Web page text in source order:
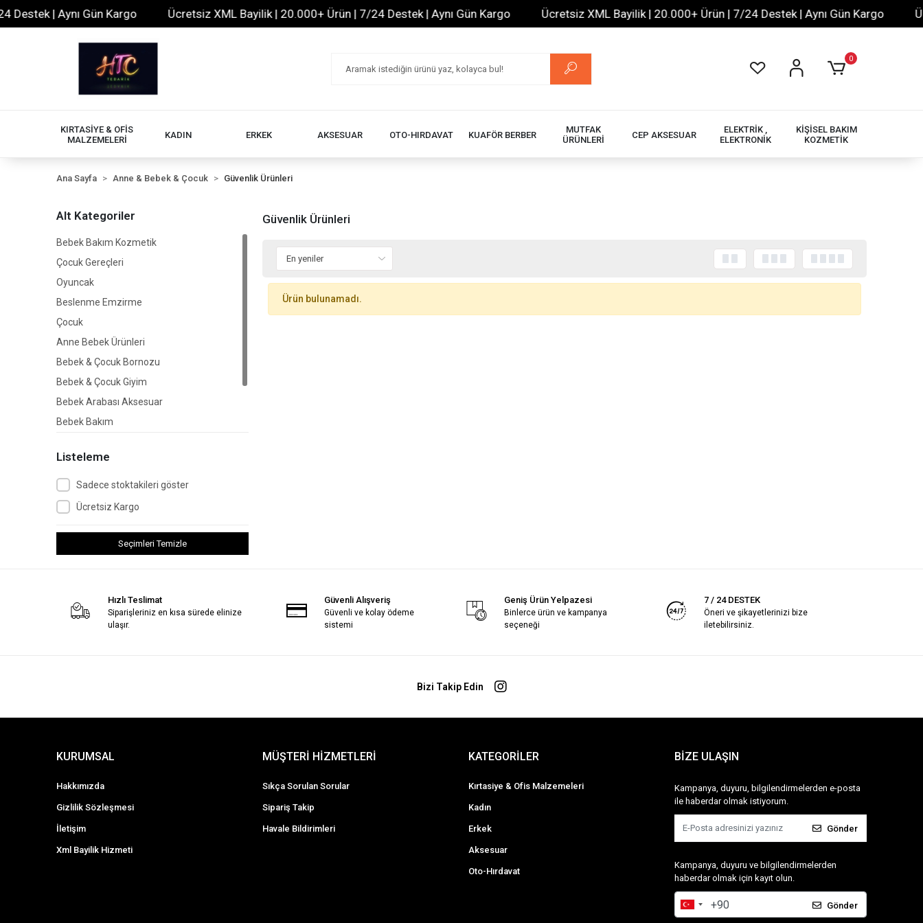
| Aynı Gün Kargo Ücretsiz XML Bayilik | 20.000+ Ürün | 7/24 Destek | Aynı Gün Kargo Ücretsiz XML Bayilik | 20.000+ Ürün | 7/24 Destek | Aynı Gün Kargo
0
KIRTASİYE & OFİS
MALZEMELERİ
KADIN ERKEK AKSESUAR OTO-HIRDAVAT KUAFÖR BERBER
MUTFAK
ÜRÜNLERİ
CEP AKSESUAR
ELEKTRİK ,
ELEKTRONİK
KİŞİSEL BAKIM
KOZMETİK
Ana Sayfa Anne & Bebek & Çocuk Güvenlik Ürünleri
Alt Kategoriler
Bebek Bakım Kozmetik
Çocuk Gereçleri
Oyuncak
Beslenme Emzirme
Çocuk
Anne Bebek Ürünleri
Bebek & Çocuk Bornozu
Bebek & Çocuk Giyim
Bebek Arabası Aksesuar
Bebek Bakım
Güvenlik Ürünleri
Listeleme
Sadece stoktakileri göster
Ücretsiz Kargo
Seçimleri Temizle
Güvenlik Ürünleri
Ürün bulunamadı.
Hızlı Teslimat
Siparişleriniz en kısa sürede elinize
ulaşır.
Güvenli Alışveriş
Güvenli ve kolay ödeme
sistemi
Geniş Ürün Yelpazesi
Binlerce ürün ve kampanya
seçeneği
7 / 24 DESTEK
Öneri ve şikayetlerinizi bize
iletebilirsiniz.
Bizi Takip Edin
KURUMSAL
Hakkımızda
Gizlilik Sözleşmesi
İletişim
Xml Bayilik Hizmeti
MÜŞTERİ HİZMETLERİ
Sıkça Sorulan Sorular
Sipariş Takip
Havale Bildirimleri
KATEGORİLER
Kırtasiye & Ofis Malzemeleri
Kadın
Erkek
Aksesuar
Oto-Hırdavat
BİZE ULAŞIN
Kampanya, duyuru, bilgilendirmelerden e-posta
ile haberdar olmak istiyorum.
Gönder
Kampanya, duyuru ve bilgilendirmelerden
haberdar olmak için kayıt olun.
Gönder